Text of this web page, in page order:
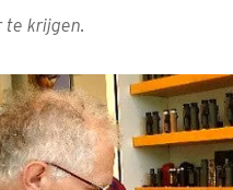
te krijgen.